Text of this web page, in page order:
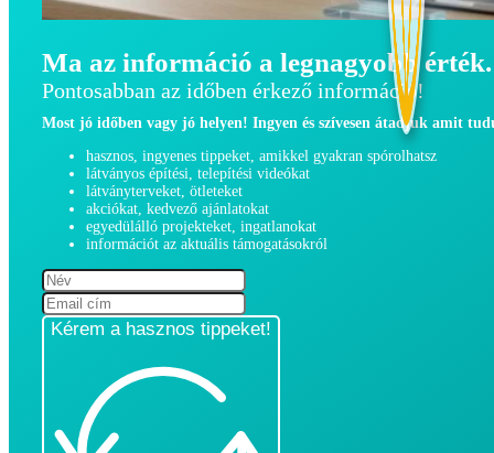
Ma az információ a legnagyobb érték.
Pontosabban az időben érkező információ!
Most jó időben vagy jó helyen! Ingyen és szívesen átadjuk amit
hasznos, ingyenes tippeket, amikkel gyakran spórolhatsz
látványos építési, telepítési videókat
látványterveket, ötleteket
akciókat, kedvező ajánlatokat
egyedülálló projekteket, ingatlanokat
információt az aktuális támogatásokról
Kérem a hasznos tippeket!